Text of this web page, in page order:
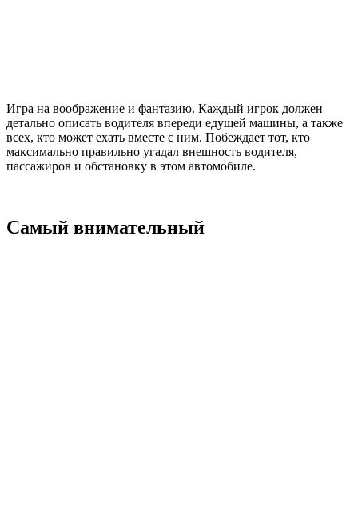
Игра на воображение и фантазию. Каждый игрок должен
детально описать водителя впереди едущей машины, а также
всех, кто может ехать вместе с ним. Побеждает тот, кто
максимально правильно угадал внешность водителя,
пассажиров и обстановку в этом автомобиле.
Самый внимательный